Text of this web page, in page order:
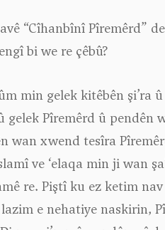
“Cîhanbînî Pîremêrd”
bi we re çêbû?
min gelek kitêbên şi’ra
gelek Pîremêrd û
wan xwend tesîra
ve ‘elaqa min ji wan
re. Piştî ku ez ketim
e nehatiye naskirin,